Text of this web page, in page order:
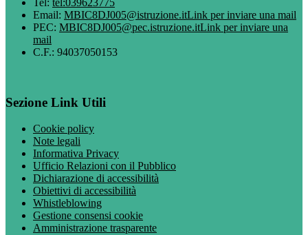
Tel: tel:039623775
Email: MBIC8DJ005@istruzione.itLink per inviare una mail
PEC: MBIC8DJ005@pec.istruzione.itLink per inviare una
mail
C.F.: 94037050153
Sezione Link Utili
Cookie policy
Note legali
Informativa Privacy
Ufficio Relazioni con il Pubblico
Dichiarazione di accessibilità
Obiettivi di accessibilità
Whistleblowing
Gestione consensi cookie
Amministrazione trasparente